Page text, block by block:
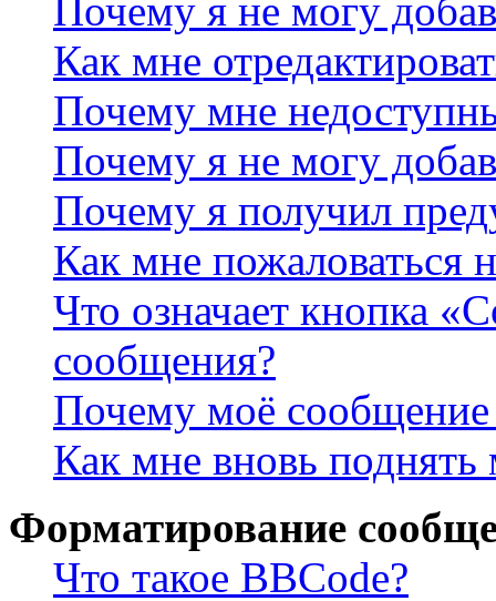
Почему я не могу
Как мне
Почему мне
Почему я не могу
Почему я получил
Как мне пожаловаться
Что означает кнопка
сообщения?
Почему моё сообщение
Как мне вновь
Форматирование
Что такое BBCode?